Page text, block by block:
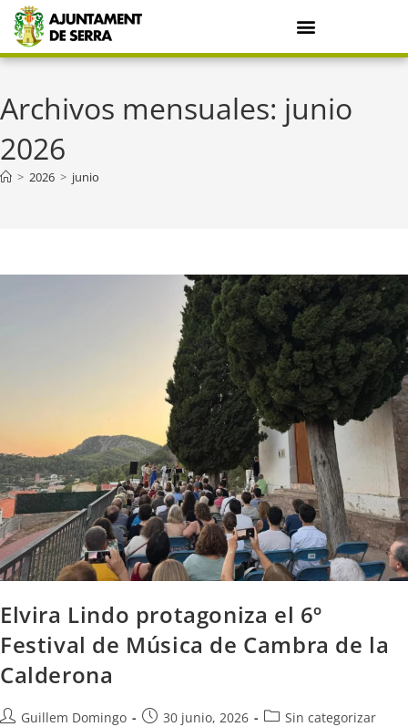
Archivos mensuales: junio
2026
> 2026 > junio
Elvira Lindo protagoniza el 6º
Festival de Música de Cambra de la
Calderona
Guillem Domingo 30 junio, 2026 Sin categorizar